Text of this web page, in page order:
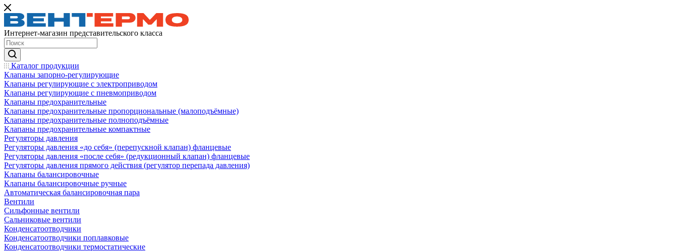
Интернет-магазин представительского класса
Каталог продукции
Клапаны запорно-регулирующие
Клапаны регулирующие с электроприводом
Клапаны регулирующие с пневмоприводом
Клапаны предохранительные
Клапаны предохранительные пропорциональные (малоподъёмные)
Клапаны предохранительные полноподъёмные
Клапаны предохранительные компактные
Регуляторы давления
Регуляторы давления «до себя» (перепускной клапан) фланцевые
Регуляторы давления «после себя» (редукционный клапан) фланцевые
Регуляторы давления прямого действия (регулятор перепада давления)
Клапаны балансировочные
Клапаны балансировочные ручные
Автоматическая балансировочная пара
Вентили
Сильфонные вентили
Сальниковые вентили
Конденсатоотводчики
Конденсатоотводчики поплавковые
Конденсатоотводчики термостатические